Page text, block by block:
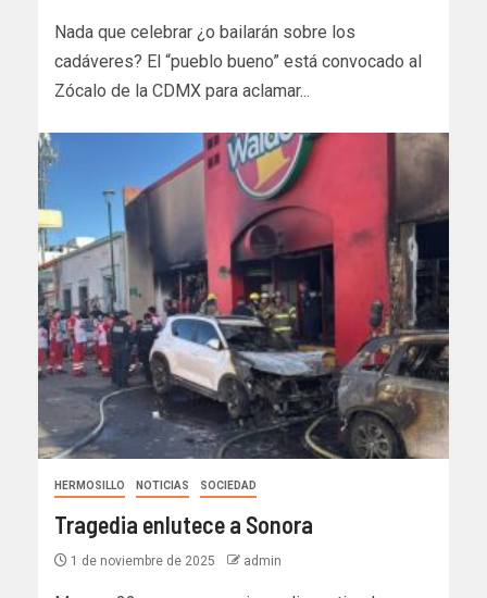
Nada que celebrar ¿o bailarán sobre los
cadáveres? El “pueblo bueno” está convocado al
Zócalo de la CDMX para aclamar...
HERMOSILLO NOTICIAS SOCIEDAD
Tragedia enlutece a Sonora
1 de noviembre de 2025 admin